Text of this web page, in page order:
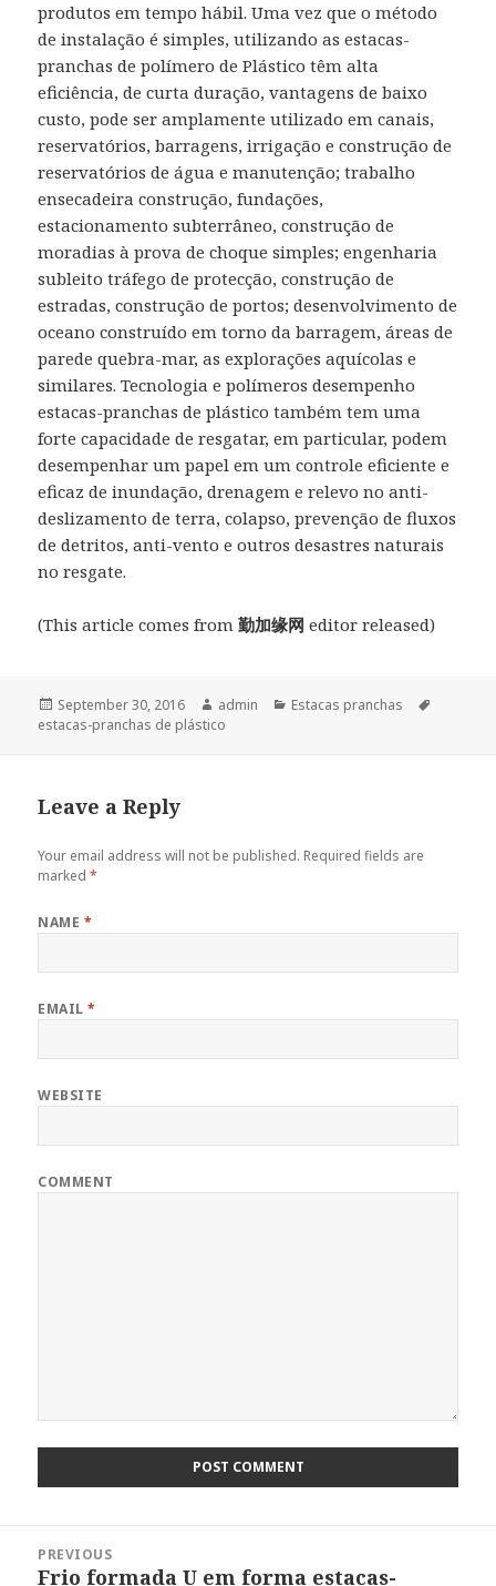
produtos em tempo hábil. Uma vez que o método
de instalação é simples, utilizando as estacas-
pranchas de polímero de Plástico têm alta
eficiência, de curta duração, vantagens de baixo
custo, pode ser amplamente utilizado em canais,
reservatórios, barragens, irrigação e construção de
reservatórios de água e manutenção; trabalho
ensecadeira construção, fundações,
estacionamento subterrâneo, construção de
moradias à prova de choque simples; engenharia
subleito tráfego de protecção, construção de
estradas, construção de portos; desenvolvimento de
oceano construído em torno da barragem, áreas de
parede quebra-mar, as explorações aquícolas e
similares. Tecnologia e polímeros desempenho
estacas-pranchas de plástico também tem uma
forte capacidade de resgatar, em particular, podem
desempenhar um papel em um controle eficiente e
eficaz de inundação, drenagem e relevo no anti-
deslizamento de terra, colapso, prevenção de fluxos
de detritos, anti-vento e outros desastres naturais
no resgate.
(This article comes from勤加缘网 editor released)
Posted
on
September 30, 2016 Author
admin Categories
Estacas pranchas
estacas-pranchas de plástico
Leave a Reply
Your email address will not be published. Required fields are
marked*
NAME *
EMAIL*
WEBSITE
COMMENT
navigation
PREVIOUS
Previous
Frio formada U em forma estacas-